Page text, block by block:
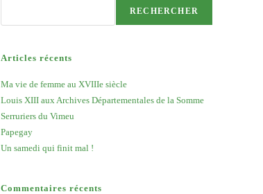
RECHERCHER
Articles récents
Ma vie de femme au XVIIIe siècle
Louis XIII aux Archives Départementales de la Somme
Serruriers du Vimeu
Papegay
Un samedi qui finit mal !
Commentaires récents